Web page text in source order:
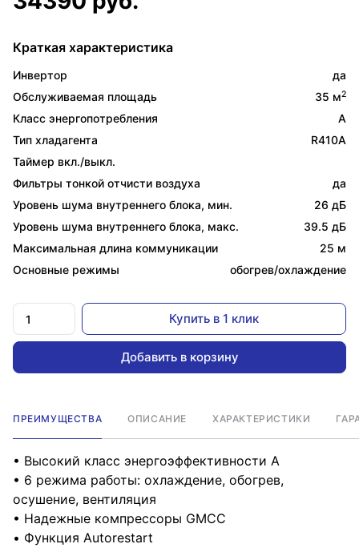
Краткая характеристика
Инвертор
да
Обслуживаемая площадь
35 м2
Класс энергопотребления
A
Тип хладагента
R410A
Таймер вкл./выкл.
Фильтры тонкой отчисти воздуха
да
Уровень шума внутреннего блока, мин.
26 дБ
Уровень шума внутреннего блока, макс.
39.5 дБ
Максимальная длина коммуникации
25 м
Основные режимы
обогрев/охлаждение
Купить в 1 клик
Добавить в корзину
ПРЕИМУЩЕСТВА ОПИСАНИЕ ХАРАКТЕРИСТИКИ
• Высокий класс энергоэффективности A
• 6 режима работы: охлаждение, обогрев,
осушение, вентиляция
• Надежные компрессоры GMCC
• Функция Autorestart